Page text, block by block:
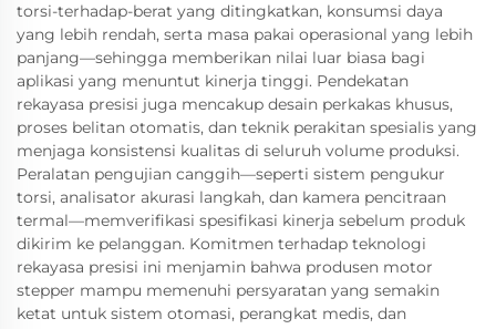
torsi-terhadap-berat yang ditingkatkan, konsumsi daya
yang lebih rendah, serta masa pakai operasional yang lebih
panjang—sehingga memberikan nilai luar biasa bagi
aplikasi yang menuntut kinerja tinggi. Pendekatan
rekayasa presisi juga mencakup desain perkakas khusus,
proses belitan otomatis, dan teknik perakitan spesialis yang
menjaga konsistensi kualitas di seluruh volume produksi.
Peralatan pengujian canggih—seperti sistem pengukur
torsi, analisator akurasi langkah, dan kamera pencitraan
termal—memverifikasi spesifikasi kinerja sebelum produk
dikirim ke pelanggan. Komitmen terhadap teknologi
rekayasa presisi ini menjamin bahwa produsen motor
stepper mampu memenuhi persyaratan yang semakin
ketat untuk sistem otomasi, perangkat medis, dan